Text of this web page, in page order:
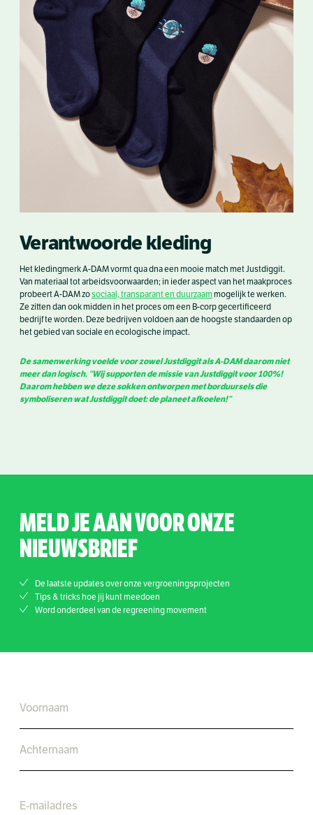
Verantwoorde kleding
Het kledingmerk A-DAM vormt qua dna een mooie match met Justdiggit.
Van materiaal tot arbeidsvoorwaarden; in ieder aspect van het maakproces
probeert A-DAM zosociaal, transparant en duurzaam mogelijk te werken.
Ze zitten dan ook midden in het proces om een B-corp gecertificeerd
bedrijf te worden. Deze bedrijven voldoen aan de hoogste standaarden op
het gebied van sociale en ecologische impact.
De samenwerking voelde voor zowel Justdiggit als A-DAM daarom niet
meer dan logisch. “Wij supporten de missie van Justdiggit voor 100%!
Daarom hebben we deze sokken ontworpen met borduursels die
symboliseren wat Justdiggit doet: de planeet afkoelen!”
MELD JE AAN VOOR ONZE
NIEUWSBRIEF
De laatste updates over onze vergroeningsprojecten
Tips & tricks hoe jij kunt meedoen
Word onderdeel van de regreening movement